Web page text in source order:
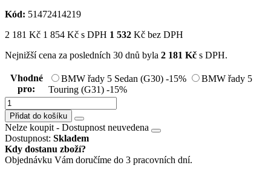
Kód: 51472414219
2 181 Kč 1 854 Kč s DPH 1 532 Kč bez DPH
Nejnižší cena za posledních 30 dnů byla 2 181 Kč s DPH.
Vhodné
pro:
BMW řady 5 Sedan (G30) -15%
BMW řady 5
Touring (G31) -15%
Přidat do košíku
Nelze koupit - Dostupnost neuvedena
Dostupnost: Skladem
Kdy dostanu zboží?
Objednávku Vám doručíme do 3 pracovních dní.